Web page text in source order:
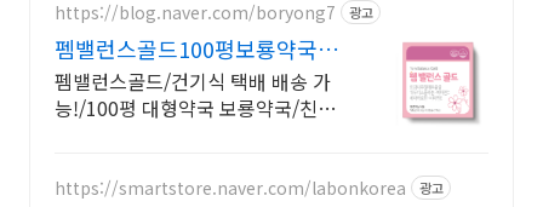
https://blog.naver.com/boryong7 광고
펨밸런스골드100평보룡약국 대
형약국/태릉입구,육사 근처
펨밸런스골드/건기식 택배 배송 가
능!/100평 대형약국 보룡약국/친절
https://smartstore.naver.com/labonkorea 광고